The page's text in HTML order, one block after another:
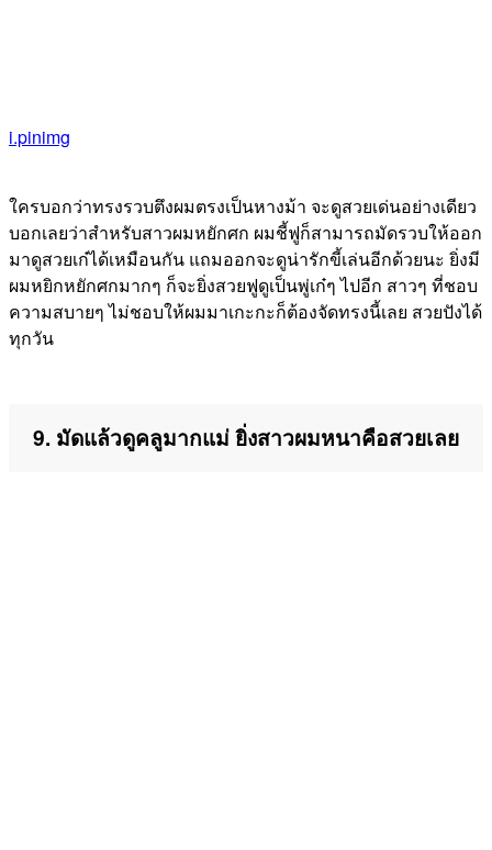
i.pinimg
ใครบอกว่าทรงรวบตึงผมตรงเป็นหางม้า จะดูสวยเด่นอย่างเดียว
บอกเลยว่าสำหรับสาวผมหยักศก ผมชี้ฟูก็สามารถมัดรวบให้ออก
มาดูสวยเก๋ได้เหมือนกัน แถมออกจะดูน่ารักขี้เล่นอีกด้วยนะ ยิ่งมี
ผมหยิกหยักศกมากๆ ก็จะยิ่งสวยฟูดูเป็นพู่เก๋ๆ ไปอีก สาวๆ ที่ชอบ
ความสบายๆ ไม่ชอบให้ผมมาเกะกะก็ต้องจัดทรงนี้เลย สวยปังได้
ทุกวัน
9. มัดแล้วดูคลูมากแม่ ยิ่งสาวผมหนาคือสวยเลย